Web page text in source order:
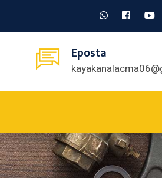
Eposta